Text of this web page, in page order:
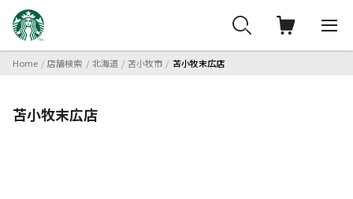
Home 店舗検索 北海道 苫小牧市 苫小牧末広店
苫小牧末広店